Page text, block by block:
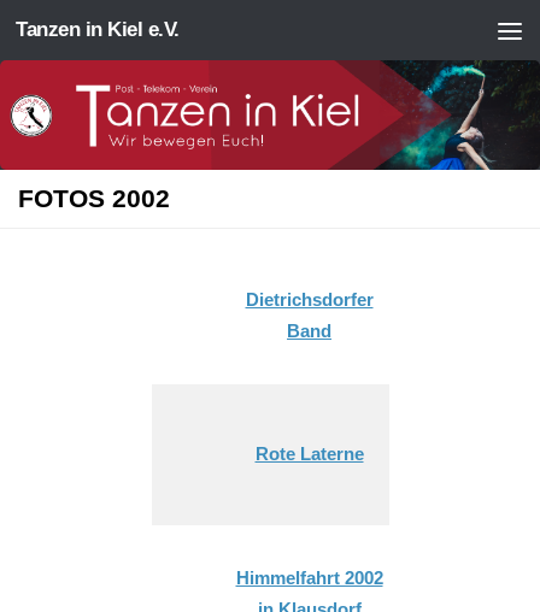
Zum Inhalt springen
Tanzen in Kiel e.V.
FOTOS 2002
Dietrichsdorfer
Band
Rote Laterne
Himmelfahrt 2002